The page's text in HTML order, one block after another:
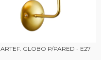
ARTEF. GLOBO P/PARED - E27